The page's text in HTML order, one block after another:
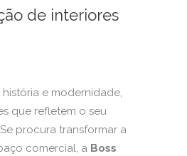
de interiores
história e modernidade,
que refletem o seu
procura transformar a
comercial, a Boss